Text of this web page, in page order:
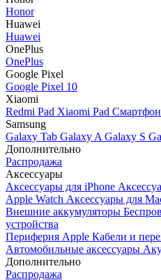
Honor
Huawei
Huawei
OnePlus
OnePlus
Google Pixel
Google Pixel 10
Xiaomi
Redmi Pad Xiaomi Pad
Samsung
Galaxy Tab Galaxy A Galaxy S
Дополнительно
Распродажа
Аксессуары
Аксессуары для iPhone
Apple Watch Аксессуары для
Внешние аккумуляторы
устройства
Периферия Apple Кабели и
Автомобильные аксессуары
Дополнительно
Распродажа